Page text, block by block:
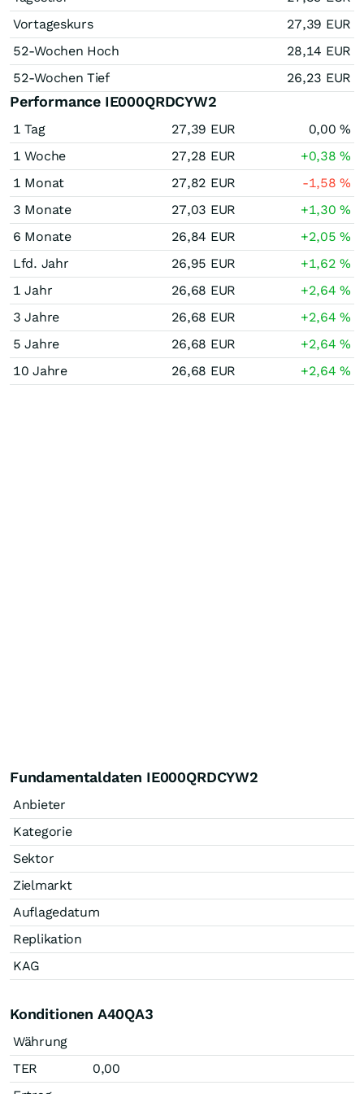
Vortageskurs
27,39 EUR
52-Wochen Hoch
28,14 EUR
52-Wochen Tief
26,23 EUR
Performance IE000QRDCYW2
1 Tag 27,39 EUR 0,00%
1 Woche
27,28 EUR +0,38%
1 Monat
27,82 EUR -1,58%
3 Monate
27,03 EUR +1,30%
6 Monate
26,84 EUR +2,05%
Lfd. Jahr
26,95 EUR +1,62%
1 Jahr
26,68 EUR +2,64%
3 Jahre
26,68 EUR +2,64%
5 Jahre
26,68 EUR +2,64%
10 Jahre
26,68 EUR +2,64%
Fundamentaldaten IE000QRDCYW2
Anbieter
Kategorie
Sektor
Zielmarkt
Auflagedatum
Replikation
KAG
Konditionen A40QA3
Währung
TER
0,00